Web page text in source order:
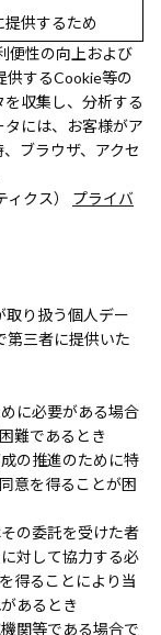
提供するため
便性の向上および
供するCookie等の
収集し、分析する
タには、お客様がア
ブラウザ、アクセ
クス） プライバ
取り扱う個人デー
第三者に提供いた
に必要がある場合
難であるとき
の推進のために特
意を得ることが困
の委託を受けた者
対して協力する必
得ることにより当
あるとき
関等である場合で